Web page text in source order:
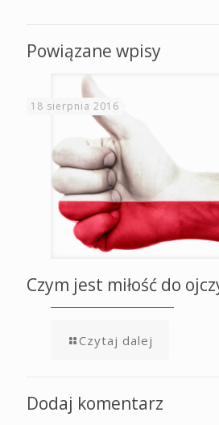
Powiązane wpisy
18 sierpnia 2016
Czym jest miłość do
Czytaj dalej
Dodaj komentarz